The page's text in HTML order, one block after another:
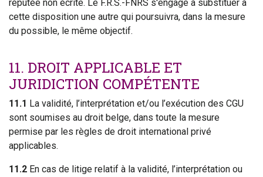
réputée non écrite. Le F.R.S.-FNRS s'engage à substituer à
cette disposition une autre qui poursuivra, dans la mesure
du possible, le même objectif.
11. DROIT APPLICABLE ET
JURIDICTION COMPÉTENTE
11.1 La validité, l’interprétation et/ou l’exécution des CGU
sont soumises au droit belge, dans toute la mesure
permise par les règles de droit international privé
applicables.
11.2 En cas de litige relatif à la validité, l’interprétation ou